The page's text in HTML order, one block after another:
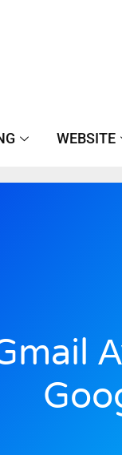
WEBSITE